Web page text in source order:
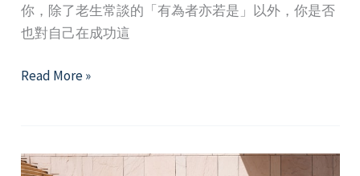
你，除了老生常談的「有為者亦若是」以外，你是否
也對自己在成功這
成
後
Read More »